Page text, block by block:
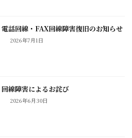
電話回線・FAX回線障害復旧のお知らせ
2026年7月1日
回線障害によるお詫び
2026年6月30日